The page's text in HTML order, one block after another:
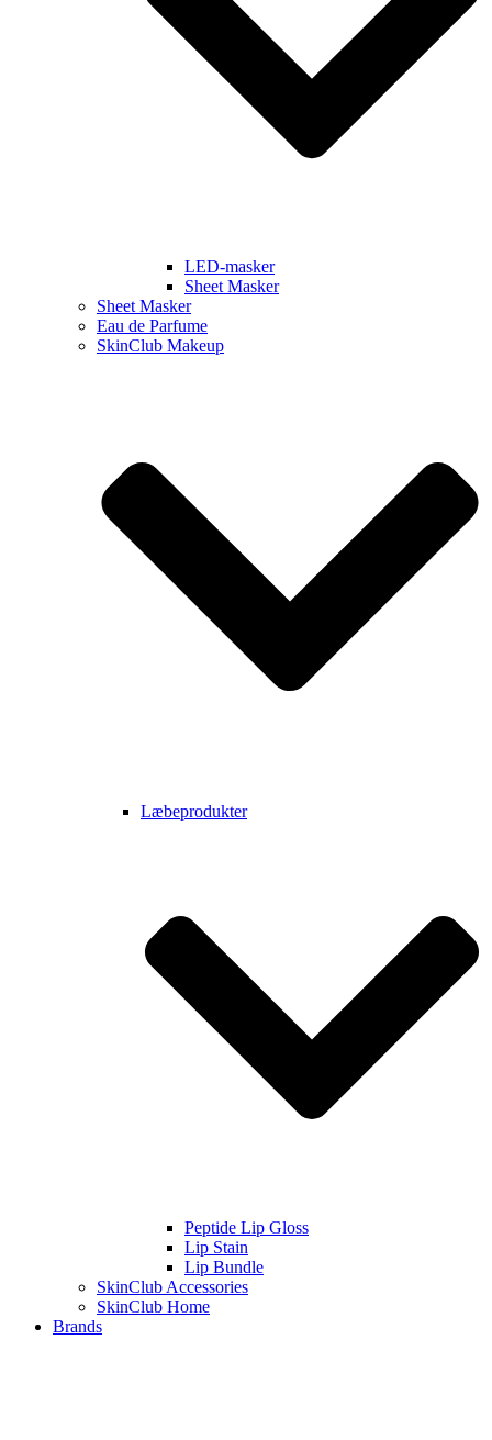
LED-masker
Sheet Masker
Sheet Masker
Eau de Parfume
SkinClub Makeup
Læbeprodukter
Peptide Lip Gloss
Lip Stain
Lip Bundle
SkinClub Accessories
SkinClub Home
Brands